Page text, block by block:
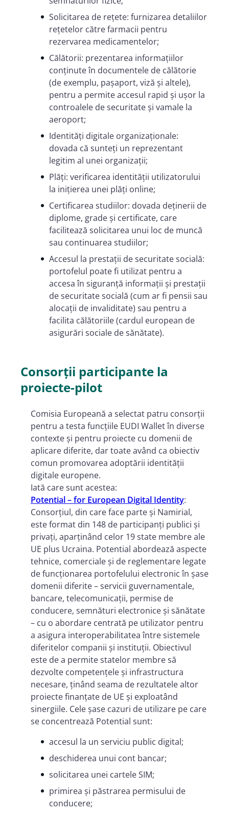
Solicitarea de rețete: furnizarea detaliilor
rețetelor către farmacii pentru
rezervarea medicamentelor;
Călătorii: prezentarea informațiilor
conținute în documentele de călătorie
(de exemplu, pașaport, viză și altele),
pentru a permite accesul rapid și ușor la
controalele de securitate și vamale la
aeroport;
Identități digitale organizaționale:
dovada că sunteți un reprezentant
legitim al unei organizații;
Plăți: verificarea identității utilizatorului
la inițierea unei plăți online;
Certificarea studiilor: dovada deținerii de
diplome, grade și certificate, care
facilitează solicitarea unui loc de muncă
sau continuarea studiilor;
Accesul la prestații de securitate socială:
portofelul poate fi utilizat pentru a
accesa în siguranță informații și prestații
de securitate socială (cum ar fi pensii sau
alocații de invaliditate) sau pentru a
facilita călătoriile (cardul european de
asigurări sociale de sănătate).
Consorții participante la
proiecte-pilot
Comisia Europeană a selectat patru consorții
pentru a testa funcțiile EUDI Wallet în diverse
contexte și pentru proiecte cu domenii de
aplicare diferite, dar toate având ca obiectiv
comun promovarea adoptării identității
digitale europene.
Iată care sunt acestea:
Potential – for European Digital Identity:
Consorțiul, din care face parte și Namirial,
este format din 148 de participanți publici și
privați, aparținând celor 19 state membre ale
UE plus Ucraina. Potential abordează aspecte
tehnice, comerciale și de reglementare legate
de funcționarea portofelului electronic în șase
domenii diferite – servicii guvernamentale,
bancare, telecomunicații, permise de
conducere, semnături electronice și sănătate
– cu o abordare centrată pe utilizator pentru
a asigura interoperabilitatea între sistemele
diferitelor companii și instituții. Obiectivul
este de a permite statelor membre să
dezvolte competențele și infrastructura
necesare, ținând seama de rezultatele altor
proiecte finanțate de UE și exploatând
sinergiile. Cele șase cazuri de utilizare pe care
se concentrează Potential sunt:
accesul la un serviciu public digital;
deschiderea unui cont bancar;
solicitarea unei cartele SIM;
primirea și păstrarea permisului de
conducere;